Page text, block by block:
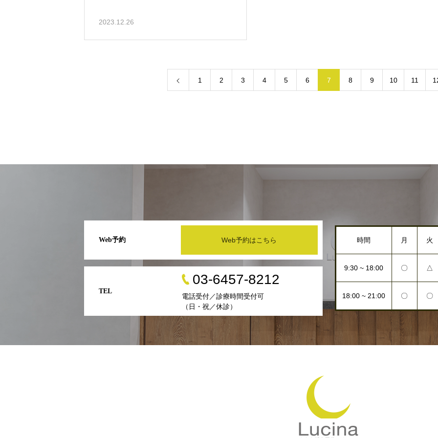
2023.12.26
1 2 3 4 5 6 7 8 9 10 11
Web予約 Web予約はこちら
TEL
03-6457-8212
電話受付／診療時間受付可
（日・祝／休診）
時間 月 火
9:30 ~ 18:00 〇 △
18:00 ~ 21:00 〇 〇